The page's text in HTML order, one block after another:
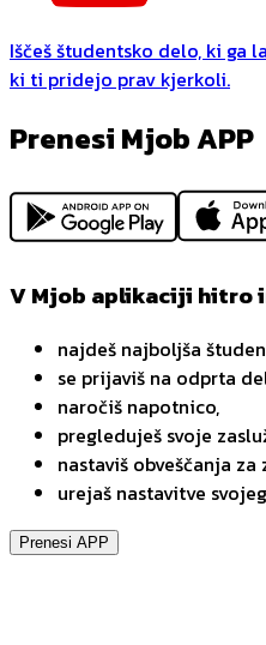
Iščeš študentsko delo, ki ga
ki ti pridejo prav kjerkoli.
Prenesi Mjob APP
V Mjob aplikaciji hitro
najdeš najboljša
se prijaviš na odprta
naročiš napotnico,
pregleduješ svoje
nastaviš obveščanja
urejaš nastavitve
Prenesi APP